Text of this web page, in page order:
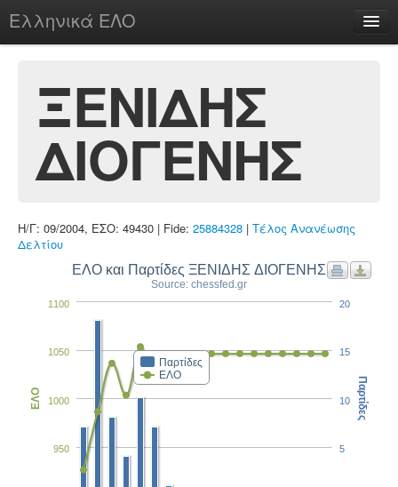
Ελληνικά ΕΛΟ
chesstu.be @ discord
Login
ΞΕΝΙΔΗΣ
ΔΙΟΓΕΝΗΣ
Η/Γ: 09/2004, ΕΣΟ: 49430 | Fide: 25884328 | Τέλος Ανανέωσης
Δελτίου
ΕΛΟ και Παρτίδες ΞΕΝΙΔΗΣ ΔΙΟΓΕΝΗΣ
Source: chessfed.gr
Παρτίδες
ΕΛΟ
950
1000
1050
1100
ΕΛΟ
5
10
15
20
Παρτίδες